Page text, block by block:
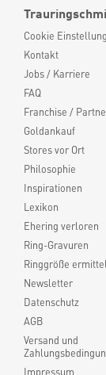
Cookie
Kontakt
Jobs / Karriere
FAQ
Franchise /
Goldankauf
Stores vor Ort
Philosophie
Inspirationen
Lexikon
Ehering verloren
Ring-Gravuren
Ringgröße
Newsletter
Datenschutz
AGB
Versand und
Impressum